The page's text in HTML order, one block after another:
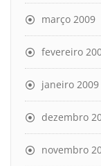
março 2009
fevereiro
janeiro 2009
dezembro
novembro